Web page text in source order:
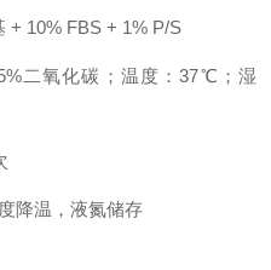
+ 10% FBS + 1% P/S
二氧化碳；温度：37℃；湿
降温，液氮储存